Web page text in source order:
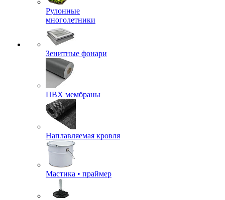
Рулонные
многолетники
Зенитные фонари
ПВХ мембраны
Наплавляемая кровля
Мастика • праймер